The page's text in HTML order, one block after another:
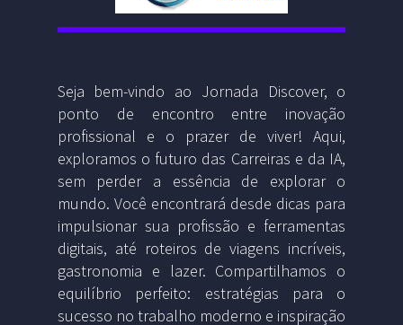
Seja bem-vindo ao Jornada Discover, o
ponto de encontro entre inovação
profissional e o prazer de viver! Aqui,
exploramos o futuro das Carreiras e da IA,
sem perder a essência de explorar o
mundo. Você encontrará desde dicas para
impulsionar sua profissão e ferramentas
digitais, até roteiros de viagens incríveis,
gastronomia e lazer. Compartilhamos o
equilíbrio perfeito: estratégias para o
sucesso no trabalho moderno e inspiração